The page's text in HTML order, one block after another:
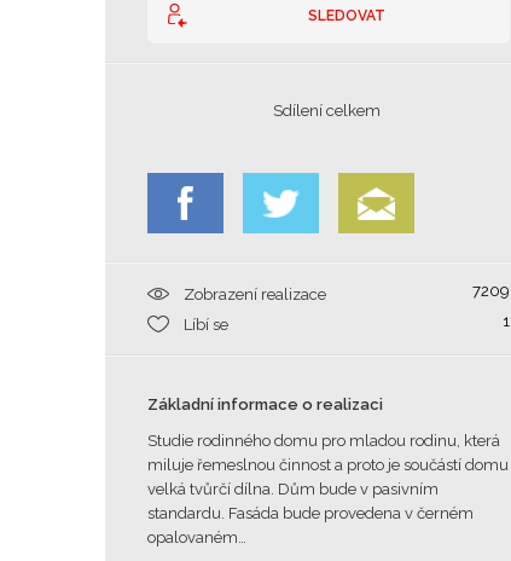
SLEDOVAT
Sdílení celkem
Zobrazení realizace
7209
Líbí se
1
Základní informace o realizaci
Studie rodinného domu pro mladou rodinu, která
miluje řemeslnou činnost a proto je součástí domu
velká tvůrčí dílna. Dům bude v pasivním
standardu. Fasáda bude provedena v černém
opalovaném…